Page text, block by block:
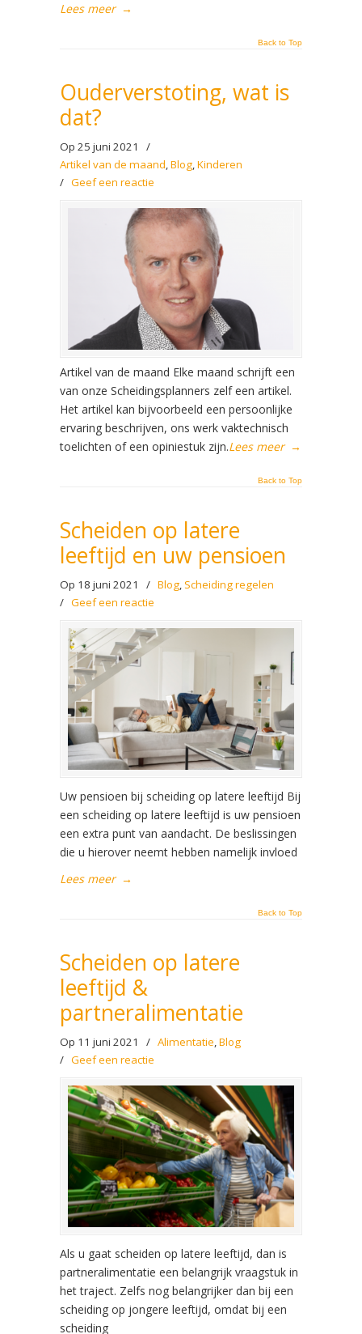
Lees meer →
Back to Top
Ouderverstoting, wat is
dat?
Op 25 juni 2021
/
Artikel van de maand,Blog,Kinderen
/ Geef een reactie
Artikel van de maand Elke maand schrijft een
van onze Scheidingsplanners zelf een artikel.
Het artikel kan bijvoorbeeld een persoonlijke
ervaring beschrijven, ons werk vaktechnisch
toelichten of een opiniestuk zijn.Lees meer →
Back to Top
Scheiden op latere
leeftijd en uw pensioen
Op 18 juni 2021 / Blog, Scheiding regelen
/ Geef een reactie
Uw pensioen bij scheiding op latere leeftijd Bij
een scheiding op latere leeftijd is uw pensioen
een extra punt van aandacht. De beslissingen
die u hierover neemt hebben namelijk invloed
Lees meer →
Back to Top
Scheiden op latere
leeftijd &
partneralimentatie
Op 11 juni 2021 / Alimentatie,Blog
/ Geef een reactie
Als u gaat scheiden op latere leeftijd, dan is
partneralimentatie een belangrijk vraagstuk in
het traject. Zelfs nog belangrijker dan bij een
scheiding op jongere leeftijd, omdat bij een
scheiding